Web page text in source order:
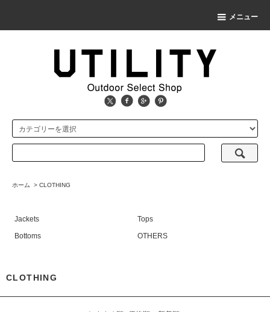
メニュー
ホーム > CLOTHING
Jackets
Tops
Bottoms
OTHERS
CLOTHING